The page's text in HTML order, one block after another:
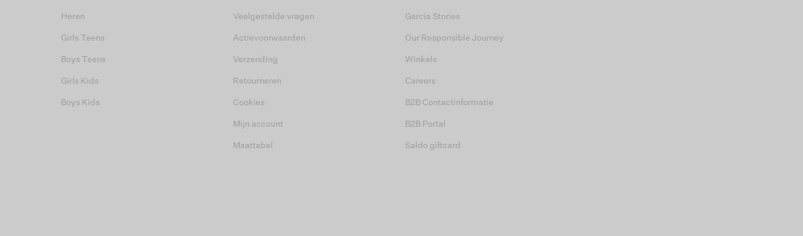
Heren
Girls Teens
Boys Teens
Girls Kids
Boys Kids
Veelgestelde vragen
Actievoorwaarden
Verzending
Retourneren
Cookies
Mijn account
Maattabel
Garcia Stories
Our Responsible Journey
Winkels
Careers
B2B Contactinformatie
B2B Portal
Saldo giftcard